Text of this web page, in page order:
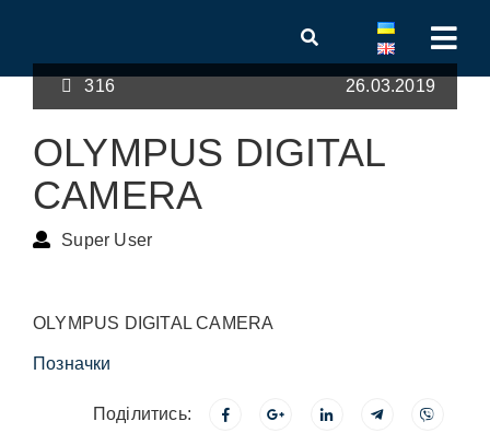
316 26.03.2019
OLYMPUS DIGITAL
CAMERA
Super User
OLYMPUS DIGITAL CAMERA
Позначки
Поділитись: